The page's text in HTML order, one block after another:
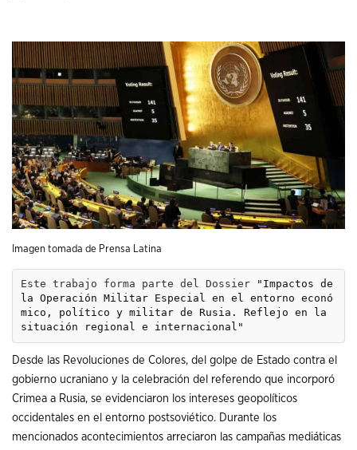
Imagen tomada de Prensa Latina
Este trabajo forma parte del Dossier
"Impactos de
la Operación Militar Especial en el entorno econó
mico, político y militar de Rusia. Reflejo en la
situación regional e internacional"
Desde las Revoluciones de Colores, del golpe de Estado contra el
gobierno ucraniano y la celebración del referendo que incorporó
Crimea a Rusia, se evidenciaron los intereses geopolíticos
occidentales en el entorno postsoviético. Durante los
mencionados acontecimientos arreciaron las campañas mediáticas